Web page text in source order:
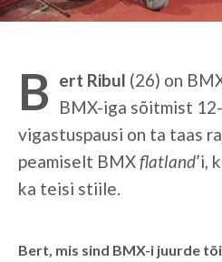
B ert Ribul (26) on
BMX-iga sõitmist
vigastuspausi on ta taas
peamiselt BMXflatland’i,
ka teisi stiile.
Bert, mis sind BMX-i juurde